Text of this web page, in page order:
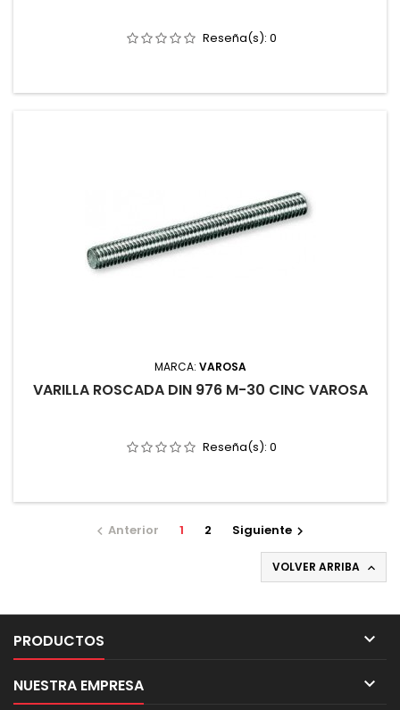
Reseña(s): 0
MARCA: VAROSA
VARILLA ROSCADA DIN 976 M-30 CINC VAROSA
Reseña(s): 0
 Anterior 1 2 Siguiente 
VOLVER ARRIBA 
PRODUCTOS 
NUESTRA EMPRESA 